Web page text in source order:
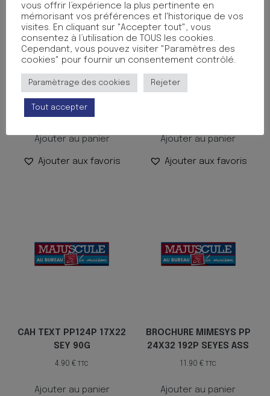
CAH DE TEXTE FABLES DE
LF 17X22 168P
11.85
Ajouter au panier
Ajouter aux favoris
CAHIER 140P 17/22 SEYES
Ajouter au panier
Ajouter aux favoris
CAH TEXT PP124P 17X22
SEY 90G
4.90€ TTC
Ajouter au panier
BROCHURE MIMESYS PP
24X32 192P SEYES ASS
11.90€ TTC
Ajouter au panier
vous offrir l’expérience la plus pertinente en
mémorisant vos préférences et l'historique de vos
visites. En cliquant sur "Accepter tout", vous
consentez à l’utilisation de TOUS les cookies.
Cependant, vous pouvez visiter "Paramètres des
cookies" pour fournir un consentement contrôlé.
Paramètrage des cookies Rejeter
Tout accepter